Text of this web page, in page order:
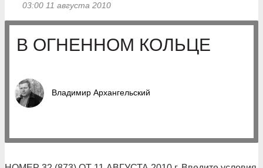
03:00 11 августа 2010
В ОГНЕННОМ КОЛЬЦЕ
Владимир Архангельский